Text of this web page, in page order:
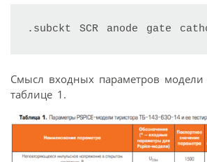
.subckt SCR anode gate
Смысл входных параметров
таблице 1.